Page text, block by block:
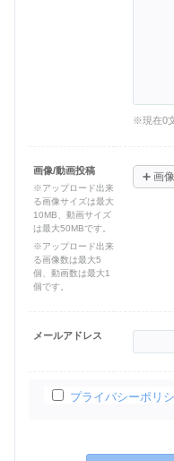
※現在0
画像/動画投稿
※アップロード出来
る画像サイズは最大
10MB、動画サイズ
は最大50MBです。
※アップロード出来
る画像数は最大5
個、動画数は最大1
個です。
➕ 画
メールアドレス
プライバシーポリ